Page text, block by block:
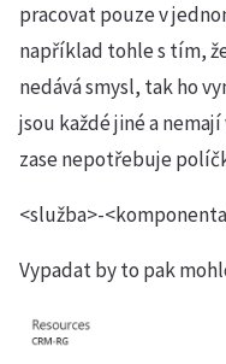
pracovat pouze v
například tohle s tím,
nedává smysl, tak ho
jsou každé jiné a
zase nepotřebuje
<služba>-
Vypadat by to pak